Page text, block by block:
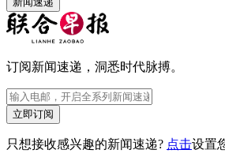
订阅新闻速递，洞悉时代脉搏。
立即订阅
只想接收感兴趣的新闻速递? 点击设置